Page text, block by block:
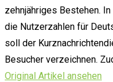
zehnjähriges Bestehen.
die Nutzerzahlen für
soll der
Besucher verzeichnen.
Original Artikel ansehen